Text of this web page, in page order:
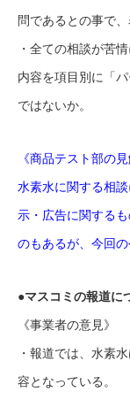
問であるとの事で
・全ての相談が苦
内容を項目別に「
ではないか。
《商品テスト部の見
水素水に関する相
示・広告に関する
のもあるが、今回
●マスコミの報道に
《事業者の意見》
・報道では、水素
容となっている。